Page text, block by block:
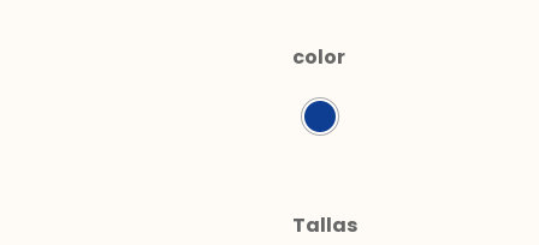
color
Tallas